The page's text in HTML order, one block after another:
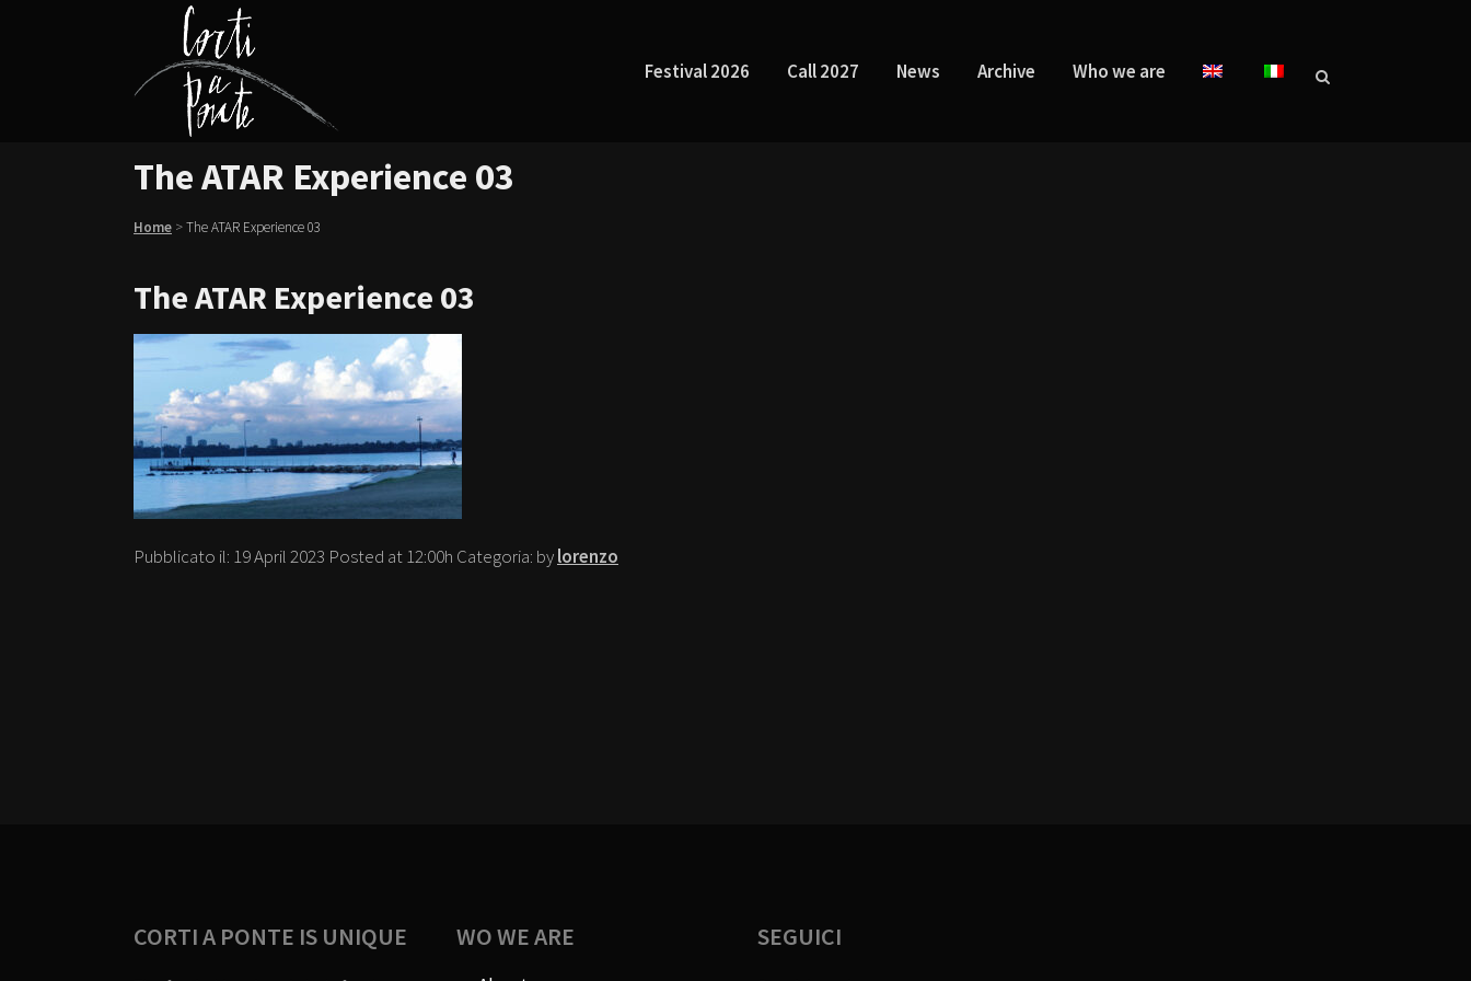
Festival 2026 Call 2027 News Archive Who we are
The ATAR Experience 03
Home >The ATAR Experience 03
The ATAR Experience 03
Pubblicato il: 19 April 2023 Posted at 12:00h Categoria: bylorenzo
CORTI A PONTE IS UNIQUE WO WE ARE SEGUICI